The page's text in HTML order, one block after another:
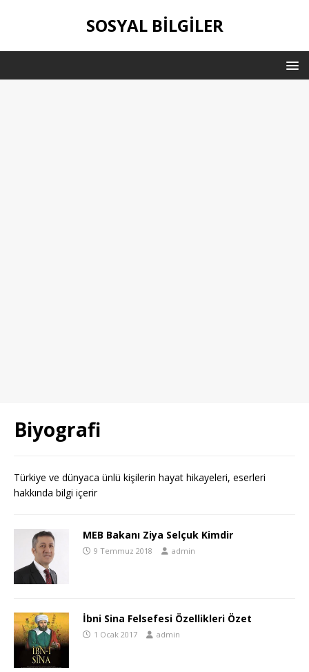
SOSYAL BILGILER
Biyografi
Türkiye ve dünyaca ünlü kişilerin hayat hikayeleri, eserleri
hakkında bilgi içerir
MEB Bakanı Ziya Selçuk Kimdir
9 Temmuz 2018 admin
İbni Sina Felsefesi Özellikleri Özet
1 Ocak 2017 admin